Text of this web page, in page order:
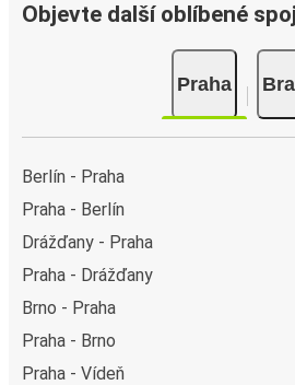
Objevte další oblíbené
Praha
Berlín - Praha
Praha - Berlín
Drážďany - Praha
Praha - Drážďany
Brno - Praha
Praha - Brno
Praha - Vídeň